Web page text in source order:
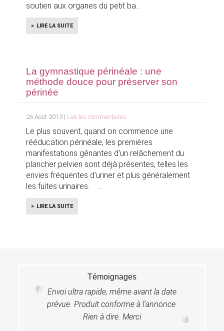
soutien aux organes du petit ba
LIRE LA SUITE
La gymnastique périnéale : une
méthode douce pour préserver son
périnée
26 Août 2013 | Lire les commentaires
Le plus souvent, quand on commence une
rééducation périnéale, les premières
manifestations gênantes d'un relâchement du
plancher pelvien sont déjà présentes, telles les
envies fréquentes d’uriner et plus généralement
les fuites urinaires.
LIRE LA SUITE
Témoignages
Envoi ultra rapide, même avant la date
prévue. Produit conforme à l'annonce.
Rien à dire. Merci